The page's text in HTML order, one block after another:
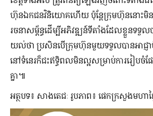
ហ៊ុនឯកជនវិនិយោគហើយ ប៉ុន្ដែក្រុមហ៊ុននោះមិន
រចនាសម្ព័ន្ធដើម្បីអភិវឌ្ឍន៍ទីតាំងដែលខ្លួនទ
យល់ថា ប្រសិនបើក្រុមហ៊ុនមួយទទួលបានអាជ្ញ
នៅទំនេរក៏ជះឥទ្ធិពលមិនល្អសម្រាប់ការរៀបចំផ
គ្នា៕
អត្ថបទ៖ សាងតេជៈ រូបភាព៖ ផេកក្រសួងមហាផ្